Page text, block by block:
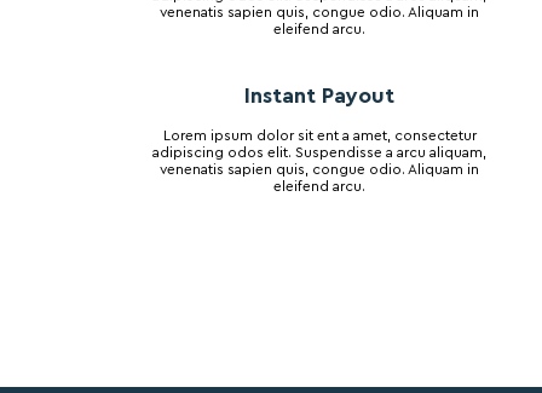
venenatis sapien quis, congue odio. Aliquam in
eleifend arcu.
Instant Payout
Lorem ipsum dolor sit ent a amet, consectetur
adipiscing odos elit. Suspendisse a arcu aliquam,
venenatis sapien quis, congue odio. Aliquam in
eleifend arcu.